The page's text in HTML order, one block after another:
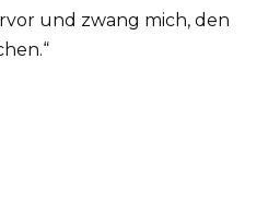
und zwang mich, den